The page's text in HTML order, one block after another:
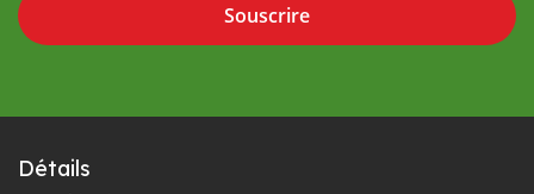
Souscrire
Détails